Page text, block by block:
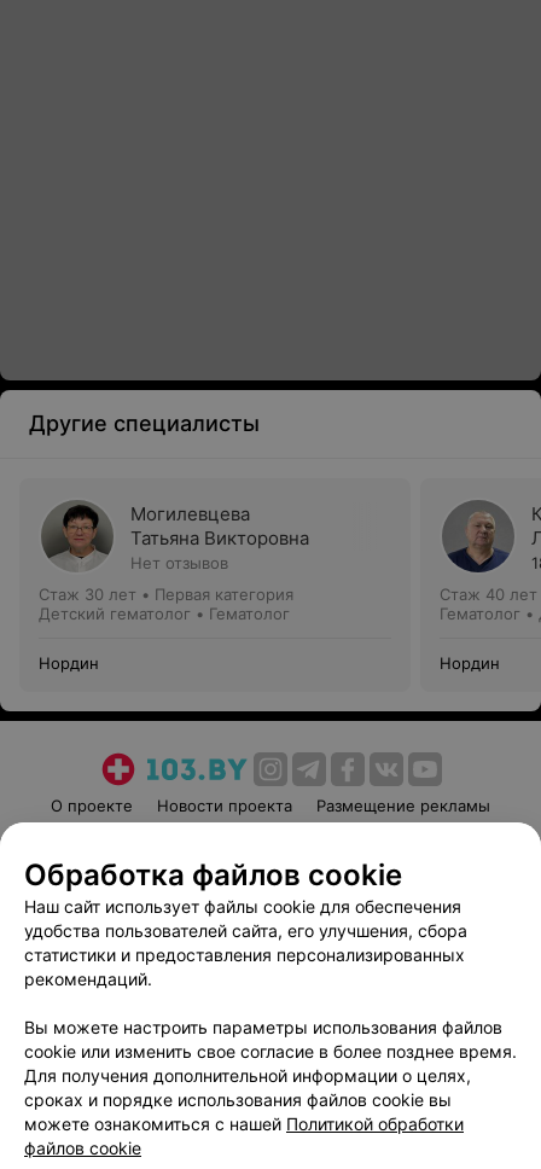
Другие специалисты
Могилевцева
Татьяна Викторовна
Нет отзывов
Стаж 30 лет • Первая категория
Детский гематолог • Гематолог
Нордин
Стаж 40 лет
Гематолог
Нордин
О проекте Новости проекта
Размещение рекламы
Пользовательское соглашение
Способы оплаты
Вакансии
Партнеры
Написать руководителю 103.by
Обработка персональных данных
Обработка файлов cookie
Наш сайт использует файлы cookie для обеспечения
удобства пользователей сайта, его улучшения, сбора
статистики и предоставления персонализированных
рекомендаций.
Вы можете настроить параметры использования файлов
cookie или изменить свое согласие в более позднее время.
Для получения дополнительной информации о целях,
сроках и порядке использования файлов cookie вы
можете ознакомиться с нашей Политикой обработки
файлов cookie